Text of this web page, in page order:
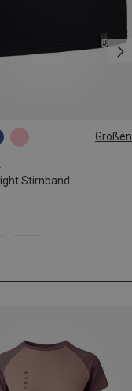
Größen
Stirnband